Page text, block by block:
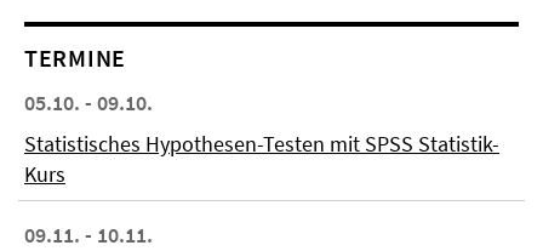
TERMINE
05.10. - 09.10.
Statistisches Hypothesen-Testen mit SPSS Statistik-
Kurs
09.11. - 10.11.